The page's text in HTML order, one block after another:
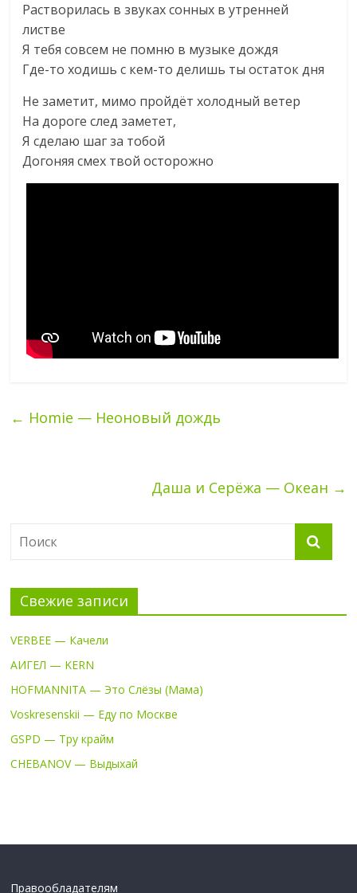
Растворилась в звуках сонных в утренней
листве
Я тебя совсем не помню в музыке дождя
Где-то ходишь с кем-то делишь ты остаток дня
Не заметит, мимо пройдёт холодный ветер
На дороге след заметет,
Я сделаю шаг за тобой
Догоняя смех твой осторожно
← Homie — Неоновый дождь
Даша и Серёжа — Океан →
Свежие записи
VERBEE — Качели
АИГЕЛ — KERN
HOFMANNITA — Это Слёзы (Мама)
Voskresenskii — Еду по Москве
GSPD — Тру крайм
CHEBANOV — Выдыхай
Правообладателям